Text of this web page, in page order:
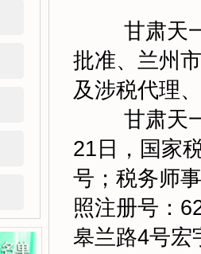
甘肃天一
批准、兰州
及涉税代理
甘肃天
21日，国家
号；税务师
照注册号：
皋兰路4号宏